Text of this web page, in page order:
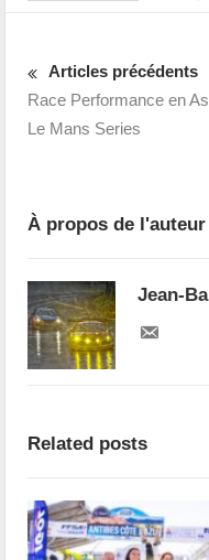
Articles précédents
Race Performance en
Le Mans Series
À propos de l'auteur
Jean-
Related posts